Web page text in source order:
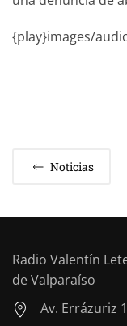
{play}images/
Noticias
Radio Valentín
de Valparaíso
Av. Errázuriz